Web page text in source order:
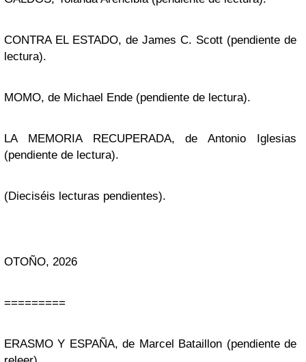
CONTRA EL ESTADO, de James C. Scott (pendiente de
lectura).
MOMO, de Michael Ende (pendiente de lectura).
LA MEMORIA RECUPERADA, de Antonio Iglesias
(pendiente de lectura).
(Dieciséis lecturas pendientes).
OTOÑO, 2026
=========
ERASMO Y ESPAÑA, de Marcel Bataillon (pendiente de